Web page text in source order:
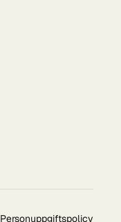
Personuppgiftspolicy